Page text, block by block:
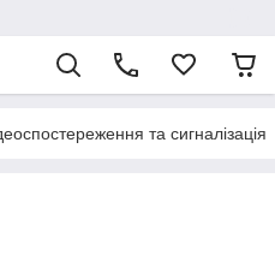
та сигналізація